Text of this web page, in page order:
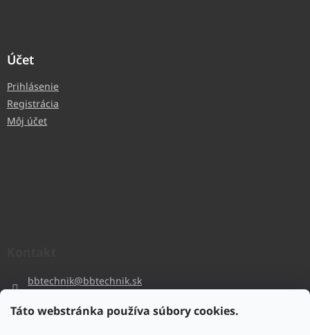
Táto webstránka používa súbory cookies.
Účet
Prihlásenie
Registrácia
Môj účet
bbtechnik@bbtechnik.sk